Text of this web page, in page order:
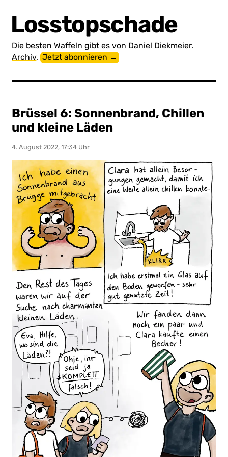
Losstopschade
Die besten Waffeln gibt es von Daniel Diekmeier.
Archiv.Jetzt abonnieren →
Brüssel 6: Sonnenbrand, Chillen
und kleine Läden
4. August 2022, 17:34 Uhr